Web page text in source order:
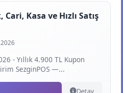
Cari, Kasa ve Hızlı Satış
- Yıllık 4.900 TL Kupon
SezginPOS —...
Detay